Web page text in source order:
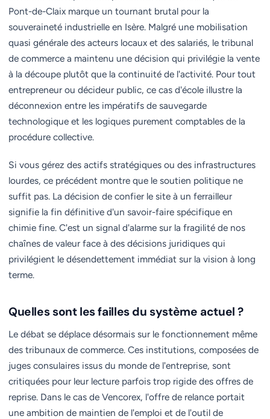
Pont-de-Claix marque un tournant brutal pour la
souveraineté industrielle en Isère. Malgré une mobilisation
quasi générale des acteurs locaux et des salariés, le tribunal
de commerce a maintenu une décision qui privilégie la vente
à la découpe plutôt que la continuité de l'activité. Pour tout
entrepreneur ou décideur public, ce cas d'école illustre la
déconnexion entre les impératifs de sauvegarde
technologique et les logiques purement comptables de la
procédure collective.
Si vous gérez des actifs stratégiques ou des infrastructures
lourdes, ce précédent montre que le soutien politique ne
suffit pas. La décision de confier le site à un ferrailleur
signifie la fin définitive d'un savoir-faire spécifique en
chimie fine. C'est un signal d'alarme sur la fragilité de nos
chaînes de valeur face à des décisions juridiques qui
privilégient le désendettement immédiat sur la vision à long
terme.
Quelles sont les failles du système actuel ?
Le débat se déplace désormais sur le fonctionnement même
des tribunaux de commerce. Ces institutions, composées de
juges consulaires issus du monde de l'entreprise, sont
critiquées pour leur lecture parfois trop rigide des offres de
reprise. Dans le cas de Vencorex, l'offre de relance portait
une ambition de maintien de l'emploi et de l'outil de